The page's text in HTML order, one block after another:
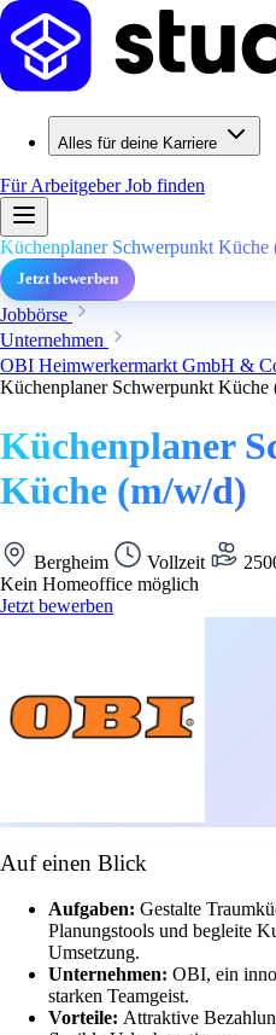
Alles für deine Karriere
Für ArbeitgeberJob finden
Küchenplaner Schwerpunkt Küche
Jetzt bewerben
Jobbörse
Unternehmen
OBI Heimwerkermarkt GmbH &
Küchenplaner Schwerpunkt Küche
Küchenplaner
Küche (m/w/d)
Bergheim Vollzeit
Kein Homeoffice möglich
Jetzt bewerben
Auf einen Blick
Aufgaben: Gestalte
Planungstools und begleite
Umsetzung.
Unternehmen: OBI, ein
starken Teamgeist.
Vorteile: Attraktive